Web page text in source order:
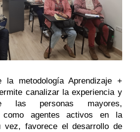
la metodología Aprendizaje +
canalizar la experiencia y
las personas mayores,
como agentes activos en la
vez, favorece el desarrollo de